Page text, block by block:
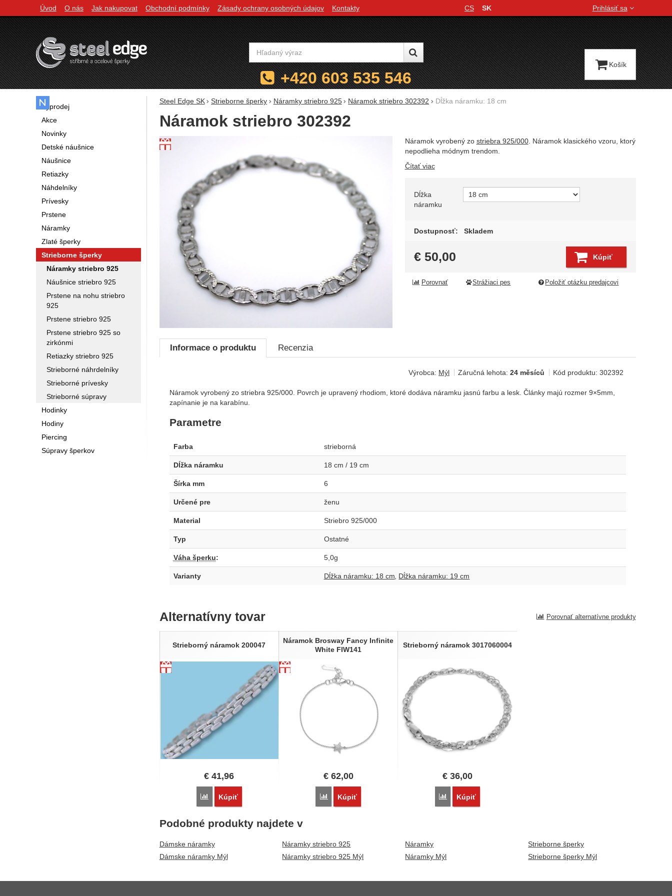
Steel Edge SK Strieborne šperky Náramky striebro 925 Náramok striebro 302392 Dĺžka náramku: 18 cm
Náramok striebro 302392
Fotografie Náramok vyrobený zo striebra 925/000. Náramok klasického vzoru, ktorý
nepodlieha módnym trendom.
Čítať viac
Zvoľte variant
Dĺžka
náramku
Dostupnosť: Skladem
€ 50,00 Kúpiť
Porovnať Strážiaci pes Položiť otázku predajcovi
Informace o produktu Recenzia
Výrobca: Mýl Záručná lehota: 24 měsíců Kód produktu: 302392
Náramok vyrobený zo striebra 925/000. Povrch je upravený rhodiom, ktoré dodáva náramku jasnú farbu a lesk. Články majú rozmer 9×5mm,
zapínanie je na karabínu.
Parametre
Farba strieborná
Dĺžka náramku 18 cm / 19 cm
Šírka mm 6
Určené pre ženu
Material Striebro 925/000
Typ Ostatné
Váha šperku: 5,0g
Varianty Dĺžka náramku: 18 cm Dĺžka náramku: 19 cm
Alternatívny tovar Porovnať alternatívne produkty
Strieborný náramok 200047
€ 41,96
Porovnať
Kúpiť
Náramok Brosway Fancy Infinite
White FIW141
€62,00
Porovnať
Kúpiť
Strieborný náramok 3017060004
€36,00
Porovnať
Kúpiť
Podobné produkty najdete v
Dámske náramky
Dámske náramky Mýl
Náramky striebro 925
Náramky striebro 925 Mýl
Náramky
Náramky Mýl
Strieborne šperky
Strieborne šperky Mýl
Výprodej
Akce
Novinky
Detské náušnice
Náušnice
Retiazky
Náhdelníky
Prívesky
Prstene
Náramky
Zlaté šperky
Strieborne šperky
Náramky striebro 925
Náušnice striebro 925
Prstene na nohu striebro
925
Prstene striebro 925
Prstene striebro 925 so
zirkónmi
Retiazky striebro 925
Strieborné náhrdelníky
Strieborné prívesky
Strieborné súpravy
Hodinky
Hodiny
Piercing
Súpravy šperkov
Navigácia
Úvod O nás Jak nakupovat Obchodní podmínky Zásady ochrany osobných údajov Kontakty
Jazyková verzia
CS SK Prihlásiť sa
Vyhľadávanie
+420 603 535 546
Košík